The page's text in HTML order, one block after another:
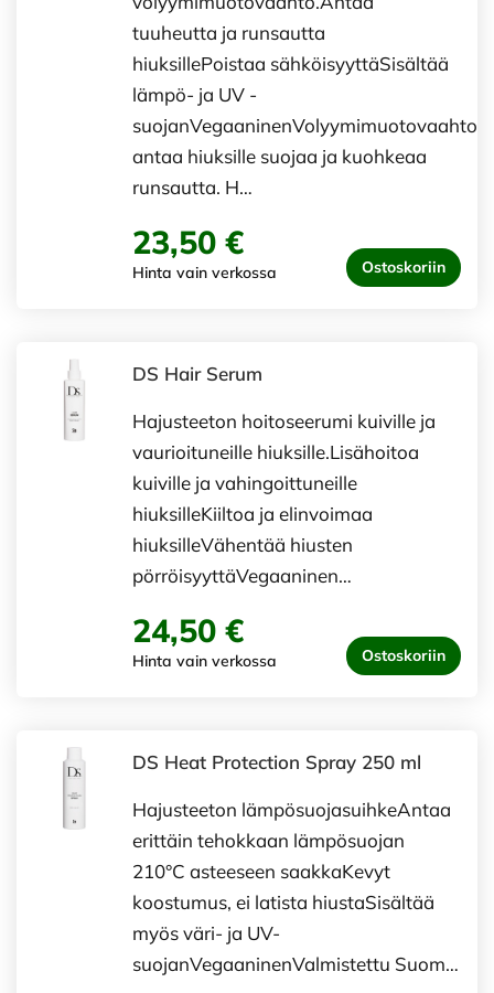
tuuheutta ja runsautta
hiuksillePoistaa sähköisyyttäSisältää
lämpö- ja UV -
suojanVegaaninenVolyymimuotovaahto
antaa hiuksille suojaa ja kuohkeaa
runsautta. H…
23,50 €
Hinta vain verkossa Ostoskoriin
DS Hair Serum
Hajusteeton hoitoseerumi kuiville ja
vaurioituneille hiuksille.Lisähoitoa
kuiville ja vahingoittuneille
hiuksilleKiiltoa ja elinvoimaa
hiuksilleVähentää hiusten
pörröisyyttäVegaaninen…
24,50 €
Hinta vain verkossa Ostoskoriin
DS Heat Protection Spray 250 ml
Hajusteeton lämpösuojasuihkeAntaa
erittäin tehokkaan lämpösuojan
210°C asteeseen saakkaKevyt
koostumus, ei latista hiustaSisältää
myös väri- ja UV-
suojanVegaaninenValmistettu Suom…